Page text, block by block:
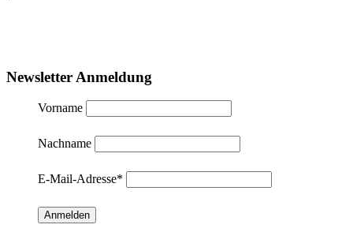
Newsletter Anmeldung
Vorname
Nachname
E-Mail-Adresse*